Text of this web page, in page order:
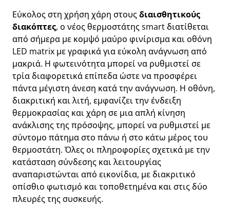
Εύκολος στη χρήση χάρη στουςδιαισθητικούς
διακόπτες, ο νέος θερμοστάτης smart διατίθεται
από σήμερα με κομψό μαύρο φινίρισμα και οθόνη
LED matrix με γραφικά για εύκολη ανάγνωση από
μακριά. Η φωτεινότητα μπορεί να ρυθμιστεί σε
τρία διαφορετικά επίπεδα ώστε να προσφέρει
πάντα μέγιστη άνεση κατά την ανάγνωση. Η οθόνη,
διακριτική και λιτή, εμφανίζει την ένδειξη
θερμοκρασίας και χάρη σε μια απλή κίνηση
ανάκλισης της πρόσοψης, μπορεί να ρυθμιστεί με
σύντομο πάτημα στο πάνω ή στο κάτω μέρος του
θερμοστάτη. Όλες οι πληροφορίες σχετικά με την
κατάσταση σύνδεσης και λειτουργίας
αναπαριστώνται από εικονίδια, με διακριτικό
οπίσθιο φωτισμό και τοποθετημένα και στις δύο
πλευρές της συσκευής.